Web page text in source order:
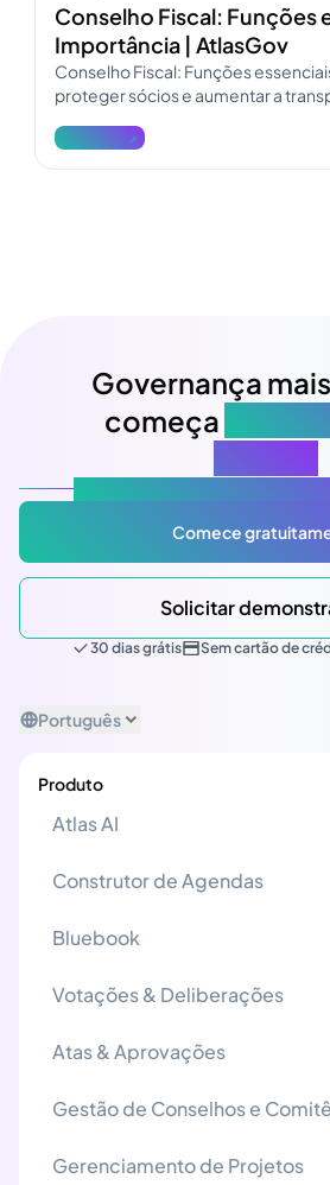
Conselho Fiscal: Funções
Importância | AtlasGov
Conselho Fiscal: Funções
proteger sócios e aumentar a
e atualize a fiscalização.
Ver mais
Governança
começa
Comece
Solicitar
30 dias grátis Sem cartão de
Português
Produto
Atlas AI
Construtor de Agendas
Bluebook
Votações & Deliberações
Atas & Aprovações
Gestão de Conselhos e
Gerenciamento de Projetos